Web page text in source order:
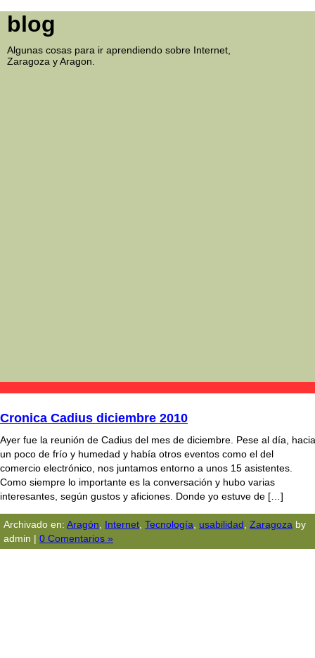
blog
Algunas cosas para ir aprendiendo sobre Internet,
Zaragoza y Aragon.
Cronica Cadius diciembre 2010
Ayer fue la reunión de Cadius del mes de diciembre. Pese al día, hacia
un poco de frío y humedad y había otros eventos como el del
comercio electrónico, nos juntamos entorno a unos 15 asistentes.
Como siempre lo importante es la conversación y hubo varias
interesantes, según gustos y aficiones. Donde yo estuve de […]
Archivado en: Aragón Internet Tecnologí­a usabilidad Zaragoza by
admin | 0 Comentarios »